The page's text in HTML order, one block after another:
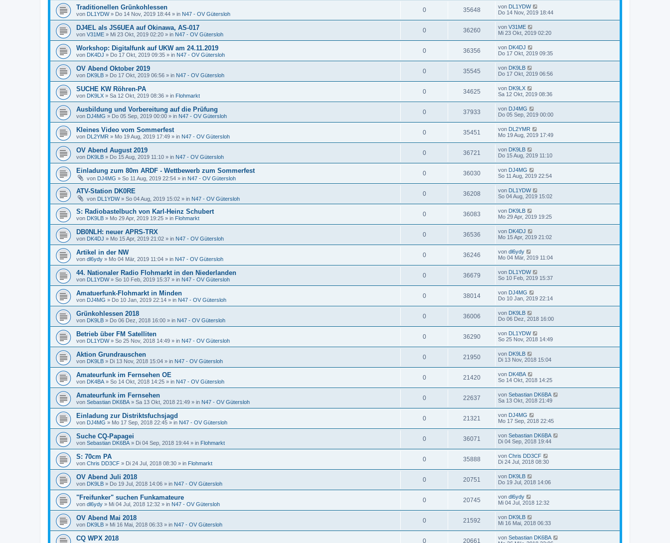
Traditionellen Grünkohlessen
von DL1YDW» Do 14 Nov, 2019 18:44 » in N47 - OV Gütersloh
0 35648 von DL1YDW
Do 14 Nov, 2019 18:44
DJ4EL als JS6UEA auf Okinawa, AS-017
von V31ME » Mi 23 Okt, 2019 02:20 » in N47 - OV Gütersloh
0 36260 von V31ME
Mi 23 Okt, 2019 02:20
Workshop: Digitalfunk auf UKW am 24.11.2019
von DK4DJ » Do 17 Okt, 2019 09:35 » in N47 - OV Gütersloh
0 36356 von DK4DJ
Do 17 Okt, 2019 09:35
OV Abend Oktober 2019
von DK9LB » Do 17 Okt, 2019 06:56 » in N47 - OV Gütersloh
0 35545 von DK9LB
Do 17 Okt, 2019 06:56
SUCHE KW Röhren-PA
von DK9LX » Sa 12 Okt, 2019 08:36 » in Flohmarkt
0 34625 von DK9LX
Sa 12 Okt, 2019 08:36
Ausbildung und Vorbereitung auf die Prüfung
von DJ4MG » Do 05 Sep, 2019 00:00 » in N47 - OV Gütersloh
0 37933 von DJ4MG
Do 05 Sep, 2019 00:00
Kleines Video vom Sommerfest
von DL2YMR » Mo 19 Aug, 2019 17:49 » in N47 - OV Gütersloh
0 35451 von DL2YMR
Mo 19 Aug, 2019 17:49
OV Abend August 2019
von DK9LB » Do 15 Aug, 2019 11:10 » in N47 - OV Gütersloh
0 36721 von DK9LB
Do 15 Aug, 2019 11:10
Einladung zum 80m ARDF - Wettbewerb zum Sommerfest
von DJ4MG » So 11 Aug, 2019 22:54 » in N47 - OV Gütersloh
0 36030 von DJ4MG
So 11 Aug, 2019 22:54
ATV-Station DK0RE
von DL1YDW» So 04 Aug, 2019 15:02 » in N47 - OV Gütersloh
0 36208 von DL1YDW
So 04 Aug, 2019 15:02
S: Radiobastelbuch von Karl-Heinz Schubert
von DK9LB » Mo 29 Apr, 2019 19:25 » in Flohmarkt
0 36083 von DK9LB
Mo 29 Apr, 2019 19:25
DB0NLH: neuer APRS-TRX
von DK4DJ » Mo 15 Apr, 2019 21:02 » in N47 - OV Gütersloh
0 36536 von DK4DJ
Mo 15 Apr, 2019 21:02
Artikel in der NW
von dl6ydy » Mo 04 Mär, 2019 11:04 » in N47 - OV Gütersloh
0 36246 von dl6ydy
Mo 04 Mär, 2019 11:04
44. Nationaler Radio Flohmarkt in den Niederlanden
von DL1YDW» So 10 Feb, 2019 15:37 » in N47 - OV Gütersloh
0 36679 von DL1YDW
So 10 Feb, 2019 15:37
Amatuerfunk-Flohmarkt in Minden
von DJ4MG » Do 10 Jan, 2019 22:14 » in N47 - OV Gütersloh
0 38014 von DJ4MG
Do 10 Jan, 2019 22:14
Grünkohlessen 2018
von DK9LB » Do 06 Dez, 2018 16:00 » in N47 - OV Gütersloh
0 36006 von DK9LB
Do 06 Dez, 2018 16:00
Betrieb über FM Satelliten
von DL1YDW» So 25 Nov, 2018 14:49 » in N47 - OV Gütersloh
0 36290 von DL1YDW
So 25 Nov, 2018 14:49
Aktion Grundrauschen
von DK9LB » Di 13 Nov, 2018 15:04 » in N47 - OV Gütersloh
0 21950 von DK9LB
Di 13 Nov, 2018 15:04
Amateurfunk im Fernsehen OE
von DK4BA » So 14 Okt, 2018 14:25 » in N47 - OV Gütersloh
0 21420 von DK4BA
So 14 Okt, 2018 14:25
Amateurfunk im Fernsehen
von Sebastian DK6BA » Sa 13 Okt, 2018 21:49 » in N47 - OV Gütersloh
0 22637 von Sebastian DK6BA
Sa 13 Okt, 2018 21:49
Einladung zur Distriktsfuchsjagd
von DJ4MG » Mo 17 Sep, 2018 22:45 » in N47 - OV Gütersloh
0 21321 von DJ4MG
Mo 17 Sep, 2018 22:45
Suche CQ-Papagei
von Sebastian DK6BA » Di 04 Sep, 2018 19:44 » in Flohmarkt
0 36071 von Sebastian DK6BA
Di 04 Sep, 2018 19:44
S: 70cm PA
von Chris DD3CF » Di 24 Jul, 2018 08:30 » in Flohmarkt
0 35888 von Chris DD3CF
Di 24 Jul, 2018 08:30
OV Abend Juli 2018
von DK9LB » Do 19 Jul, 2018 14:06 » in N47 - OV Gütersloh
0 20751 von DK9LB
Do 19 Jul, 2018 14:06
"Freifunker" suchen Funkamateure
von dl6ydy » Mi 04 Jul, 2018 12:32 » in N47 - OV Gütersloh
0 20745 von dl6ydy
Mi 04 Jul, 2018 12:32
OV Abend Mai 2018
von DK9LB » Mi 16 Mai, 2018 06:33 » in N47 - OV Gütersloh
0 21592 von DK9LB
Mi 16 Mai, 2018 06:33
CQ WPX 2018 0 20661 von Sebastian DK6BA